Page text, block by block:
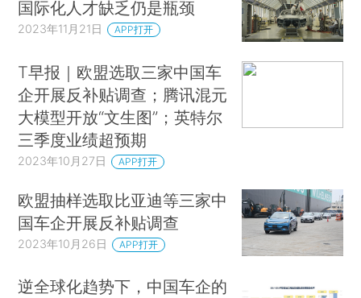
国际化人才缺乏仍是瓶颈
2023年11月21日 APP打开
­­T早报｜欧盟选取三家中国车
企开展反补贴调查；腾讯混元
大模型开放“文生图”；英特尔
三季度业绩超预期
2023年10月27日 APP打开
欧盟抽样选取比亚迪等三家中
国车企开展反补贴调查
2023年10月26日 APP打开
逆全球化趋势下，中国车企的